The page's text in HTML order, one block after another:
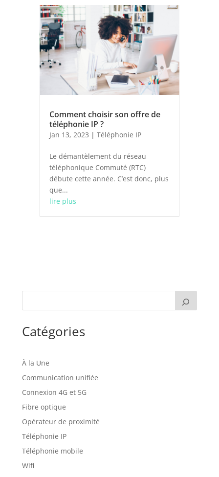
Comment choisir son offre de
téléphonie IP ?
Jan 13, 2023 | Téléphonie IP
Le démantèlement du réseau
téléphonique Commuté (RTC)
débute cette année. C’est donc, plus
que...
lire plus
Catégories
À la Une
Communication unifiée
Connexion 4G et 5G
Fibre optique
Opérateur de proximité
Téléphonie IP
Téléphonie mobile
Wifi